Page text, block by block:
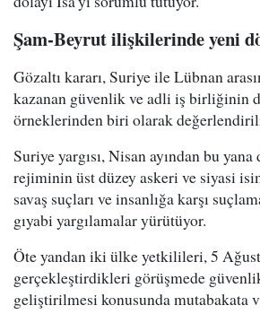
Şam-Beyrut ilişkilerinde yeni
Gözaltı kararı, Suriye ile Lübnan
kazanan güvenlik ve adli iş birliğinin
örneklerinden biri olarak
Suriye yargısı, Nisan ayından bu
rejiminin üst düzey askeri ve siyasi
savaş suçları ve insanlığa karşı
gıyabi yargılamalar yürütüyor.
Öte yandan iki ülke yetkilileri, 5
gerçekleştirdikleri görüşmede
geliştirilmesi konusunda mutabakata